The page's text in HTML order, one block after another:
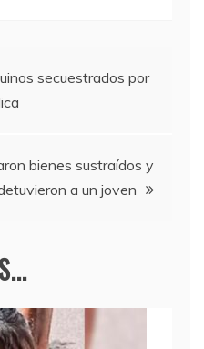
secuestrados por
bienes sustraídos y
a un joven